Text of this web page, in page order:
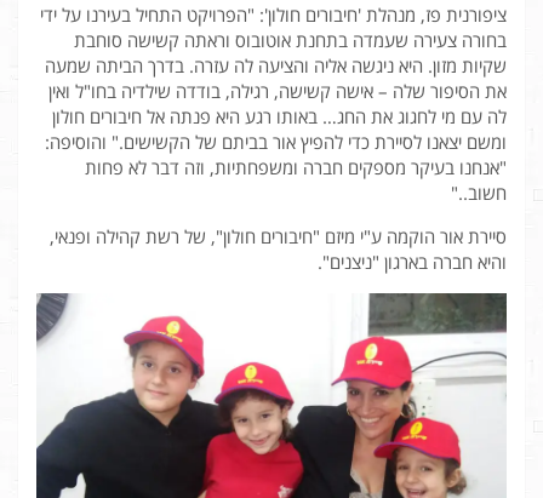
ציפורנית פז, מנהלת 'חיבורים חולון': "הפרויקט התחיל בעירנו על ידי
בחורה צעירה שעמדה בתחנת אוטובוס וראתה קשישה סוחבת
שקיות מזון. היא ניגשה אליה והציעה לה עזרה. בדרך הביתה שמעה
את הסיפור שלה – אישה קשישה, רגילה, בודדה שילדיה בחו"ל ואין
לה עם מי לחגוג את החג… באותו רגע היא פנתה אל חיבורים חולון
ומשם יצאנו לסיירת כדי להפיץ אור בביתם של הקשישים." והוסיפה:
"אנחנו בעיקר מספקים חברה ומשפחתיות, וזה דבר לא פחות
חשוב.."
סיירת אור הוקמה ע"י מיזם "חיבורים חולון", של רשת קהילה ופנאי,
והיא חברה בארגון "ניצנים".